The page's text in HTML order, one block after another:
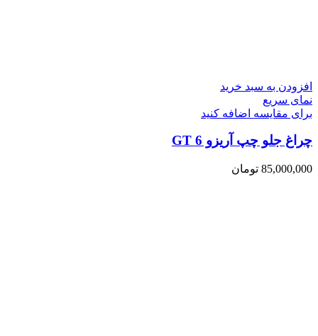
افزودن به سبد خرید
نمای سریع
برای مقایسه اضافه کنید
چراغ جلو چپ آریزو 6 GT
85,000,000 تومان